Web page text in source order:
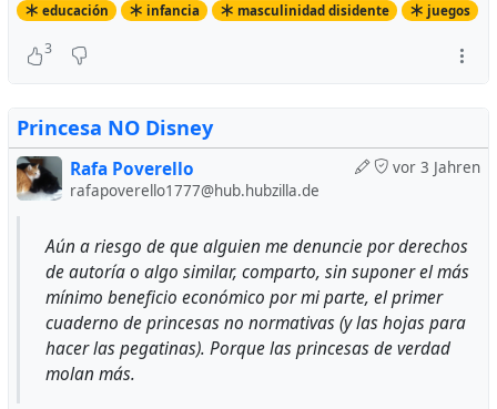
educación infancia masculinidad disidente juegos
3
Princesa NO Disney
vor 3 Jahren
Rafa Poverello
rafapoverello1777@hub.hubzilla.de
Aún a riesgo de que alguien me denuncie por derechos
de autoría o algo similar, comparto, sin suponer el más
mínimo beneficio económico por mi parte, el primer
cuaderno de princesas no normativas (y las hojas para
hacer las pegatinas). Porque las princesas de verdad
molan más.